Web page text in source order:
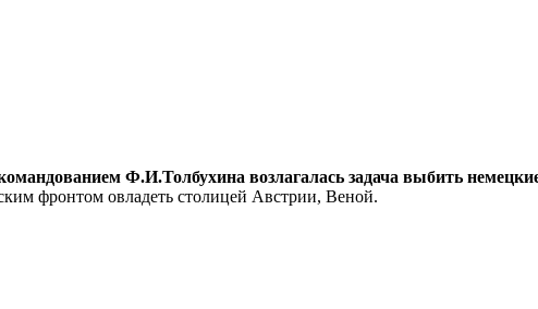
Ф.И.Толбухина возлагалась задача выбить
фронтом овладеть столицей Австрии, Веной.